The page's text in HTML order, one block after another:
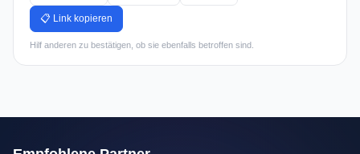
📋 Link kopieren
Hilf anderen zu bestätigen, ob sie ebenfalls betroffen sind.